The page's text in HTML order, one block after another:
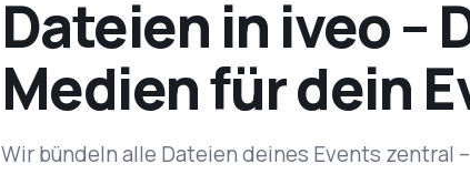
Dateien in iveo –
Medien für dein
Wir bündeln alle Dateien deines Events zentral